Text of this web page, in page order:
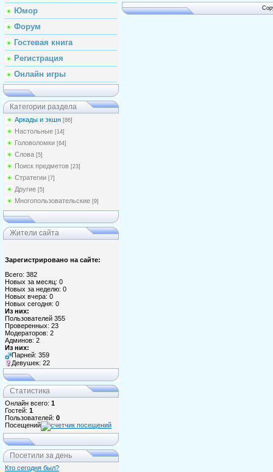
Юмор
Форум
Гостевая книга
Регистрация
Онлайн игры
Категории раздела
Аркады и экшн [86]
Настольные [14]
Головоломки [64]
Слова [5]
Поиск предметов [23]
Стратегии [7]
Другие [5]
Многопользовательские [9]
Жители сайта
Зарегистрировано на сайте:
Всего: 382
Новых за месяц: 0
Новых за неделю: 0
Новых вчера: 0
Новых сегодня: 0
Из них:
Пользователей 355
Проверенных: 23
Модераторов: 2
Админов: 2
Из них:
Парней: 359
Девушек: 22
Статистика
Онлайн всего: 1
Гостей: 1
Пользователей: 0
Посещений
Посетили за день
Кто сегодня был?